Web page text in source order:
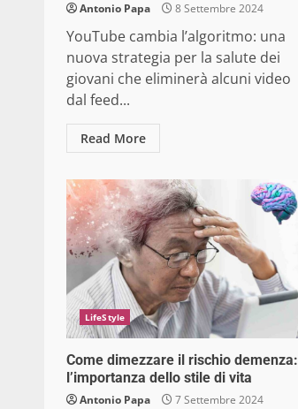
Antonio Papa 8 Settembre 2024
YouTube cambia l’algoritmo: una
nuova strategia per la salute dei
giovani che eliminerà alcuni video
dal feed...
Read More
LifeStyle
Come dimezzare il rischio demenza:
l’importanza dello stile di vita
Antonio Papa 7 Settembre 2024